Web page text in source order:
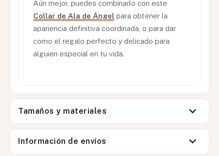
Aún mejor, puedes combinarlo con este
Collar de Ala de Ángel para obtener la
apariencia definitiva coordinada, o para dar
como el regalo perfecto y delicado para
alguien especial en tu vida.
Tamaños y materiales
Información de envíos